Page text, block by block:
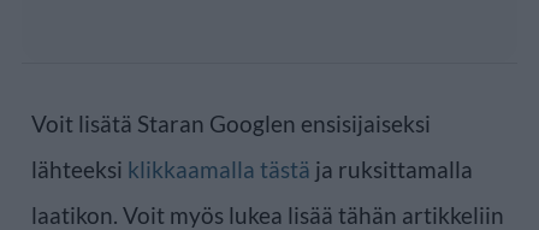
Voit lisätä Staran Googlen ensisijaiseksi
lähteeksi klikkaamalla tästä ja ruksittamalla
laatikon. Voit myös lukea lisää tähän artikkeliin